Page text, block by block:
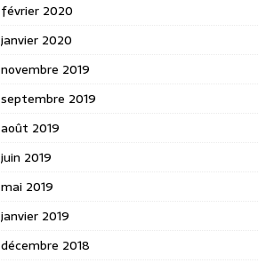
février 2020
janvier 2020
novembre 2019
septembre 2019
août 2019
juin 2019
mai 2019
janvier 2019
décembre 2018